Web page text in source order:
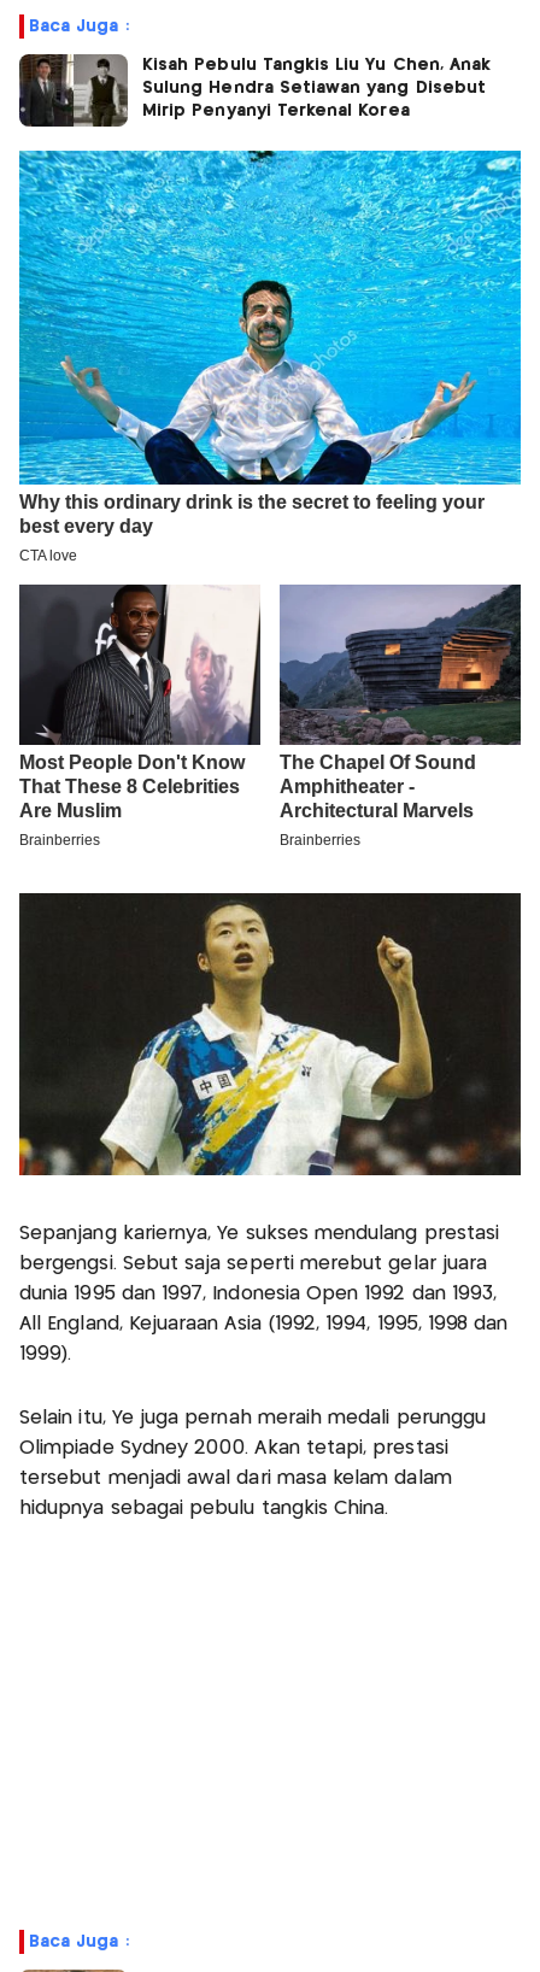
Baca Juga :
Kisah Pebulu Tangkis Liu Yu Chen, Anak
Sulung Hendra Setiawan yang Disebut
Mirip Penyanyi Terkenal Korea
Sepanjang kariernya, Ye sukses mendulang prestasi
bergengsi. Sebut saja seperti merebut gelar juara
dunia 1995 dan 1997, Indonesia Open 1992 dan 1993,
All England, Kejuaraan Asia (1992, 1994, 1995, 1998 dan
1999).
Selain itu, Ye juga pernah meraih medali perunggu
Olimpiade Sydney 2000. Akan tetapi, prestasi
tersebut menjadi awal dari masa kelam dalam
hidupnya sebagai pebulu tangkis China.
Baca Juga :